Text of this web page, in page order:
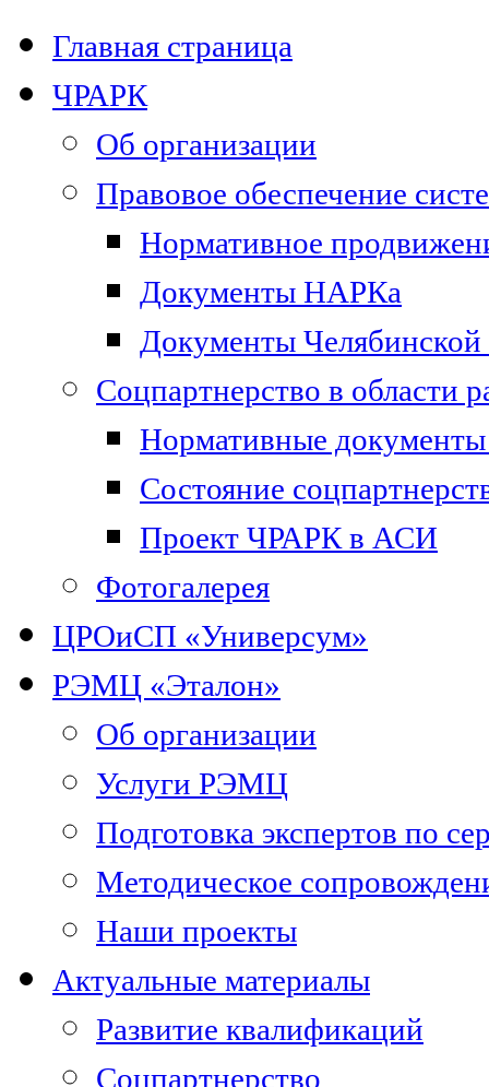
Главная страница
ЧРАРК
Об организации
Правовое обеспечение
Нормативное
Документы НАРКа
Документы Челябинской
Соцпартнерство в области
Нормативные документы
Состояние
Проект ЧРАРК в АСИ
Фотогалерея
ЦРОиСП «Универсум»
РЭМЦ «Эталон»
Об организации
Услуги РЭМЦ
Подготовка экспертов по
Методическое
Наши проекты
Актуальные материалы
Развитие квалификаций
Соцпартнерство